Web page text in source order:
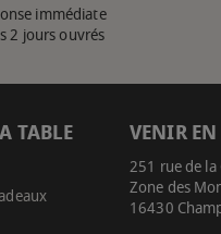
immédiate
2 jours ouvrés
TABLE VENIR
251 rue de la
Zone des
16430